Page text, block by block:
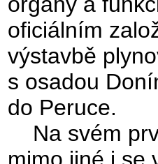
oficiálním
výstavbě
s osadou
do Peruce.
Na svém